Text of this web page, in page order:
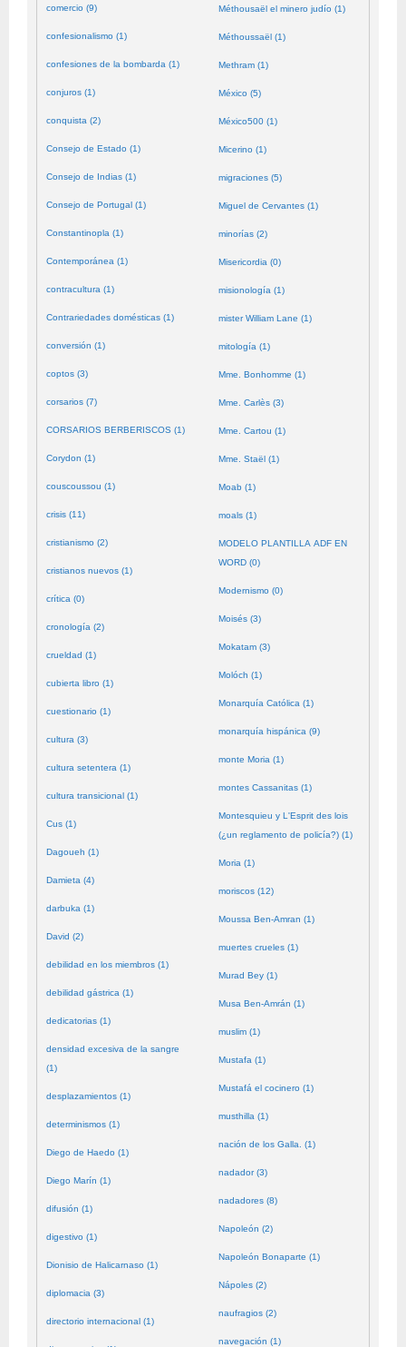
comercio (9)
confesionalismo (1)
confesiones de la bombarda (1)
conjuros (1)
conquista (2)
Consejo de Estado (1)
Consejo de Indias (1)
Consejo de Portugal (1)
Constantinopla (1)
Contemporánea (1)
contracultura (1)
Contrariedades domésticas (1)
conversión (1)
coptos (3)
corsarios (7)
CORSARIOS BERBERISCOS (1)
Corydon (1)
couscoussou (1)
crisis (11)
cristianismo (2)
cristianos nuevos (1)
crítica (0)
cronología (2)
crueldad (1)
cubierta libro (1)
cuestionario (1)
cultura (3)
cultura setentera (1)
cultura transicional (1)
Cus (1)
Dagoueh (1)
Damieta (4)
darbuka (1)
David (2)
debilidad en los miembros (1)
debilidad gástrica (1)
dedicatorias (1)
densidad excesiva de la sangre
(1)
desplazamientos (1)
determinismos (1)
Diego de Haedo (1)
Diego Marín (1)
difusión (1)
digestivo (1)
Dionisio de Halicarnaso (1)
diplomacia (3)
directorio internacional (1)
Méthousaël el minero judío (1)
Méthoussaël (1)
Methram (1)
México (5)
México500 (1)
Micerino (1)
migraciones (5)
Miguel de Cervantes (1)
minorías (2)
Misericordia (0)
misionología (1)
mister William Lane (1)
mitología (1)
Mme. Bonhomme (1)
Mme. Carlès (3)
Mme. Cartou (1)
Mme. Staël (1)
Moab (1)
moals (1)
MODELO PLANTILLA ADF EN
WORD (0)
Modernismo (0)
Moisés (3)
Mokatam (3)
Molóch (1)
Monarquía Católica (1)
monarquía hispánica (9)
monte Moria (1)
montes Cassanitas (1)
Montesquieu y L'Esprit des lois
(¿un reglamento de policía?) (1)
Moria (1)
moriscos (12)
Moussa Ben-Amran (1)
muertes crueles (1)
Murad Bey (1)
Musa Ben-Amrán (1)
muslim (1)
Mustafa (1)
Mustafá el cocinero (1)
musthilla (1)
nación de los Galla. (1)
nadador (3)
nadadores (8)
Napoleón (2)
Napoleón Bonaparte (1)
Nápoles (2)
naufragios (2)
navegación (1)